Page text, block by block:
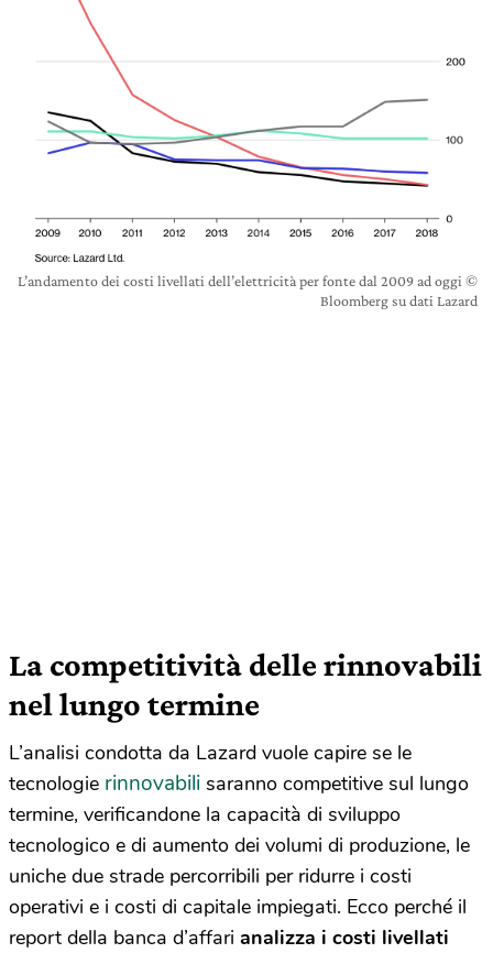
L’andamento dei costi livellati dell’elettricità per fonte dal 2009 ad oggi ©
Bloomberg su dati Lazard
La competitività delle rinnovabili
nel lungo termine
L’analisi condotta da Lazard vuole capire se le
tecnologie rinnovabili saranno competitive sul lungo
termine, verificandone la capacità di sviluppo
tecnologico e di aumento dei volumi di produzione, le
uniche due strade percorribili per ridurre i costi
operativi e i costi di capitale impiegati. Ecco perché il
report della banca d’affari analizza i costi livellati